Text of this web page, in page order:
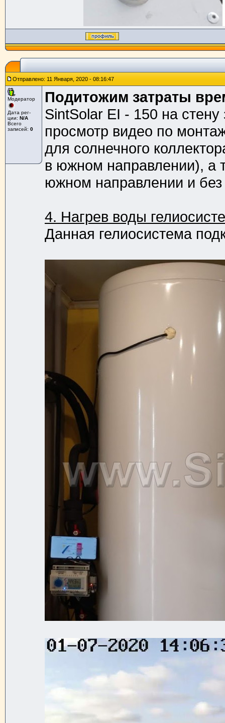
Отправлено: 11 Января, 2020 - 08:16:47
Модератор
Дата рег-
ции: N/A
Всего
записей: 0
Подитожим затраты
SintSolar EI - 150 на
просмотр видео по
для солнечного
в южном направлении), а
южном направлении и
4. Нагрев воды
Данная гелиосистема